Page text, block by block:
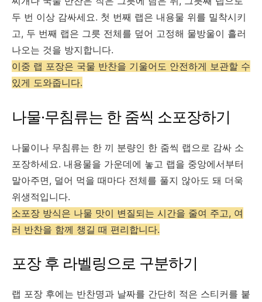
두 번 이상 감싸세요. 첫 번째 랩은 내용물 위를 밀착시키
고, 두 번째 랩은 그릇 전체를 덮어 고정해 물방울이 흘러
나오는 것을 방지합니다.
이중 랩 포장은 국물 반찬을 기울어도 안전하게 보관할 수
있게 도와줍니다.
나물·무침류는 한 줌씩 소포장하기
나물이나 무침류는 한 끼 분량인 한 줌씩 랩으로 감싸 소
포장하세요. 내용물을 가운데에 놓고 랩을 중앙에서부터
말아주면, 덜어 먹을 때마다 전체를 풀지 않아도 돼 더욱
위생적입니다.
소포장 방식은 나물 맛이 변질되는 시간을 줄여 주고, 여
러 반찬을 함께 챙길 때 편리합니다.
포장 후 라벨링으로 구분하기
랩 포장 후에는 반찬명과 날짜를 간단히 적은 스티커를 붙